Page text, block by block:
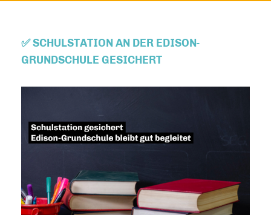
✅ SCHULSTATION AN DER EDISON-
GRUNDSCHULE GESICHERT